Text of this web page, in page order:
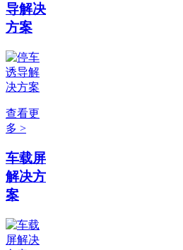
导解决
方案
查看更
多 >
车载屏
解决方
案